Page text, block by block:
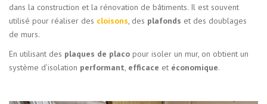
dans la construction et la rénovation de bâtiments. Il est souvent
utilisé pour réaliser des cloisons, des plafonds et des doublages
de murs.
En utilisant des plaques de placo pour isoler un mur, on obtient un
système d’isolation performant, efficace et économique.